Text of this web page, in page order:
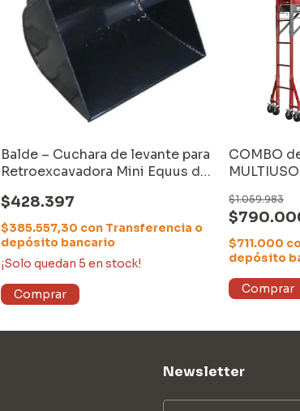
Balde – Cuchara de levante para
Retroexcavadora Mini Equus de
$428.397
$385.557,30 con Transferencia o
depósito bancario
¡Solo quedan 5 en stock!
COMBO
ANDAMIO
(PK736) +
$1.059.983
$711.000
depósito
Newsletter